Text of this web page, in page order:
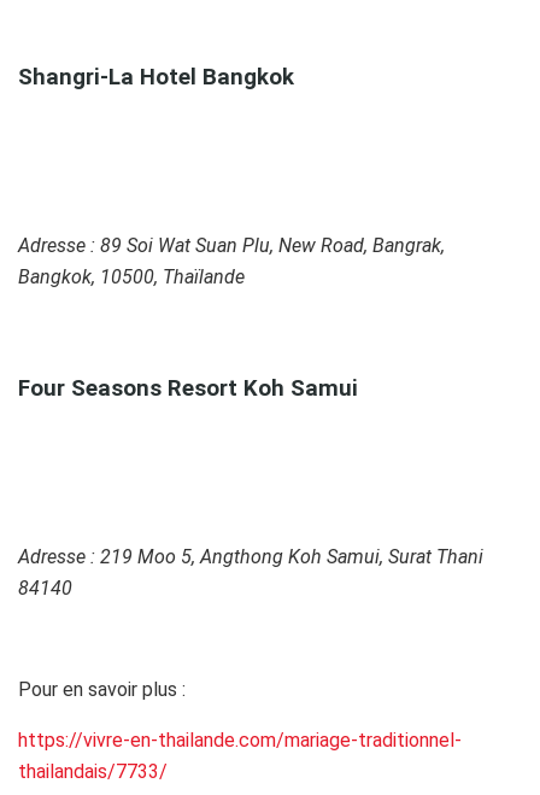
Shangri-La Hotel Bangkok
Adresse : 89 Soi Wat Suan Plu, New Road, Bangrak,
Bangkok, 10500, Thaïlande
Four Seasons Resort Koh Samui
Adresse : 219 Moo 5, Angthong Koh Samui, Surat Thani
84140
Pour en savoir plus :
https://vivre-en-thailande.com/mariage-traditionnel-
thailandais/7733/